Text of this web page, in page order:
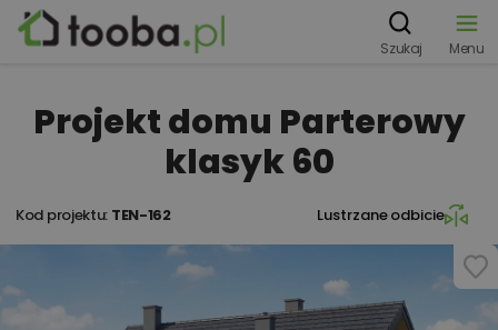
Szukaj Menu
Projekt domu Parterowy
klasyk 60
Kod projektu: TEN-162 Lustrzane odbicie